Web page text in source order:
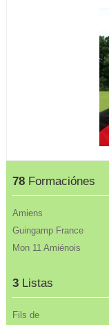
78 Formaciónes
Amiens
Guingamp France
Mon 11 Amiénois
3 Listas
Fils de